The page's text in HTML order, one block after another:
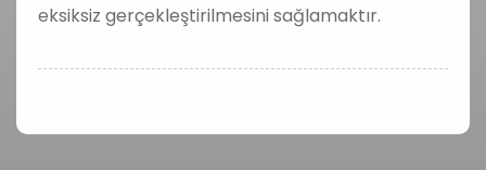
eksiksiz gerçekleştirilmesini sağlamaktır.